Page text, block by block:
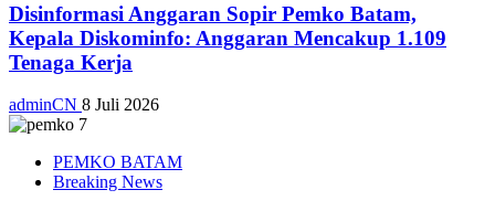
Disinformasi Anggaran Sopir Pemko Batam,
Kepala Diskominfo: Anggaran Mencakup 1.109
Tenaga Kerja
adminCN 8 Juli 2026
PEMKO BATAM
Breaking News